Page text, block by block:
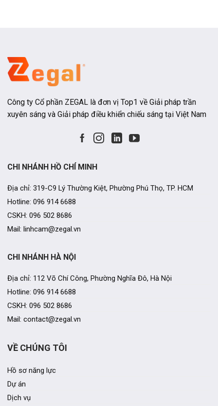
Công ty Cổ phần ZEGAL là đơn vị Top1 về Giải pháp trần
xuyên sáng và Giải pháp điều khiển chiếu sáng tại Việt Nam
VỀ CHÚNG TÔI
Hồ sơ năng lực
Dự án
Dịch vụ
CHI NHÁNH HÀ NỘI
Địa chỉ: 112 Võ Chí Công, Phường Nghĩa Đô, Hà Nội
Hotline: 096 914 6688
CSKH: 096 502 8686
Mail: contact@zegal.vn
CHI NHÁNH HỒ CHÍ MINH
Địa chỉ: 319-C9 Lý Thường Kiệt, Phường Phú Thọ, TP. HCM
Hotline: 096 914 6688
CSKH: 096 502 8686
Mail: linhcam@zegal.vn